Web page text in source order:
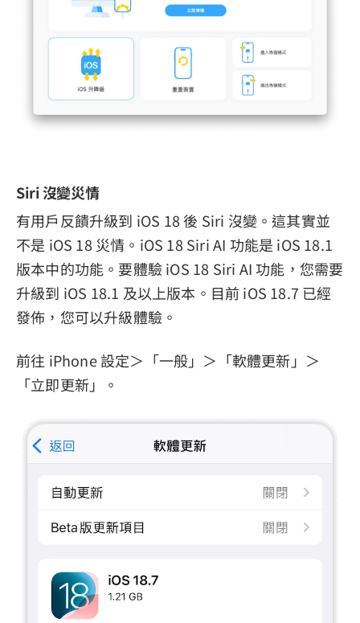
Siri 沒變災情
有用戶反饋升級到 iOS 18 後 Siri 沒變。這其實並
不是 iOS 18 災情。iOS 18 Siri AI 功能是 iOS 18.1
版本中的功能。要體驗 iOS 18 Siri AI 功能，您需要
升級到 iOS 18.1 及以上版本。目前 iOS 18.7 已經
發佈，您可以升級體驗。
前往 iPhone 設定＞「一般」＞「軟體更新」＞
「立即更新」。